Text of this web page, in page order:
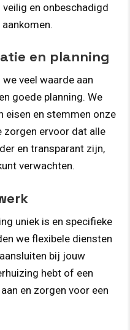
en onbeschadigd
en planning
veel waarde aan
goede planning. We
eisen en stemmen onze
zorgen ervoor dat alle
en transparant zijn,
verwachten.
uniek is en specifieke
we flexibele diensten
bij jouw
hebt of een
en zorgen voor een